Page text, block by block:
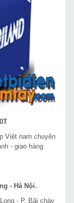
Việt nam chuyên
- giao hàng
- Hà Nội.
- P. Bãi cháy